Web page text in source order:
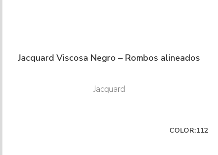
Jacquard Viscosa Negro – Rombos alineados
Jacquard
COLOR:112